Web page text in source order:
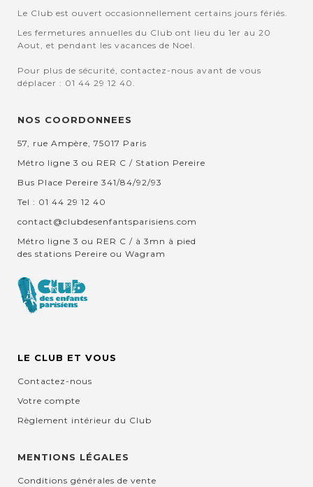
Le Club est ouvert occasionnellement certains jours fériés.
Les fermetures annuelles du Club ont lieu du 1er au 20
Aout, et pendant les vacances de Noel.
Pour plus de sécurité, contactez-nous avant de vous
déplacer : 01 44 29 12 40.
NOS COORDONNEES
57, rue Ampère, 75017 Paris
Métro ligne 3 ou RER C / Station Pereire
Bus Place Pereire 341/84/92/93
Tel : 01 44 29 12 40
contact@clubdesenfantsparisiens.com
Métro ligne 3 ou RER C / à 3mn à pied
des stations Pereire ou Wagram
LE CLUB ET VOUS
Contactez-nous
Votre compte
Règlement intérieur du Club
MENTIONS LÉGALES
Conditions générales de vente